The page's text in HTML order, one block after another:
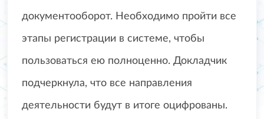
документооборот. Необходимо пройти все
этапы регистрации в системе, чтобы
пользоваться ею полноценно. Докладчик
подчеркнула, что все направления
деятельности будут в итоге оцифрованы.